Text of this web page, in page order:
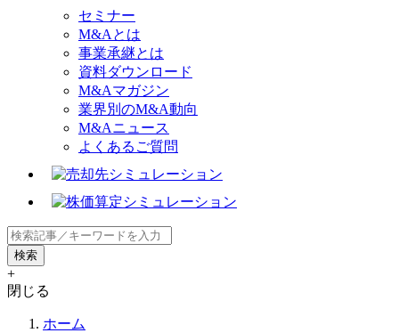
セミナー
M&Aとは
事業承継とは
資料ダウンロード
M&Aマガジン
業界別のM&A動向
M&Aニュース
よくあるご質問
+
閉じる
ホーム